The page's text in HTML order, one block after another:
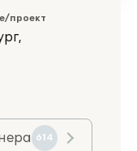
проект
614